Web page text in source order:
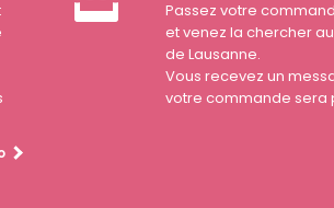
Passez votre
et venez la chercher
de Lausanne.
Vous recevez un
votre commande sera